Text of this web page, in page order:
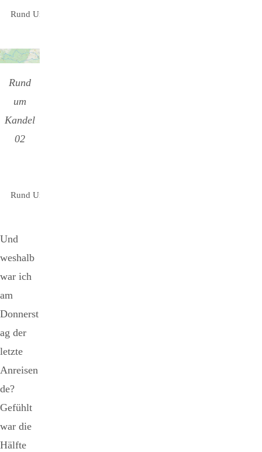
Rund Um Kandel 01 (1.2 MiB, 42
Rund
um
Kandel
02
Rund Um Kandel 02 (1.4 MiB, 35
Und
weshalb
war ich
am
Donnerst
ag der
letzte
Anreisen
de?
Gefühlt
war die
Hälfte